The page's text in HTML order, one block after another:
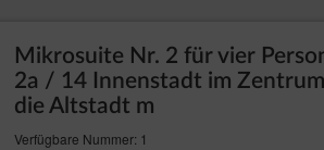
Mikrosuite Nr. 2 für vier
2a / 14 Innenstadt im
die Altstadt m
Verfügbare Nummer: 1